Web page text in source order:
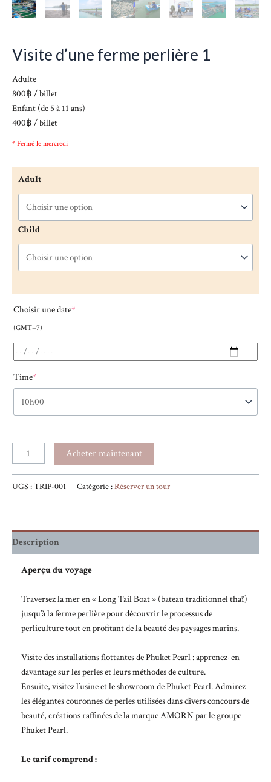
Visite d’une ferme perlière 1
Adulte
800฿ / billet
Enfant (de 5 à 11 ans)
400฿ / billet
* Fermé le mercredi
Adult
Child
Choisir une date*
(GMT+7)
Time*
Acheter maintenant
UGS :TRIP-001 Catégorie :Réserver un tour
Description
Aperçu du voyage
Traversez la mer en « Long Tail Boat » (bateau traditionnel thaï)
jusqu’à la ferme perlière pour découvrir le processus de
perliculture tout en profitant de la beauté des paysages marins.
Visite des installations flottantes de Phuket Pearl : apprenez-en
davantage sur les perles et leurs méthodes de culture.
Ensuite, visitez l’usine et le showroom de Phuket Pearl. Admirez
les élégantes couronnes de perles utilisées dans divers concours de
beauté, créations raffinées de la marque AMORN par le groupe
Phuket Pearl.
Le tarif comprend :